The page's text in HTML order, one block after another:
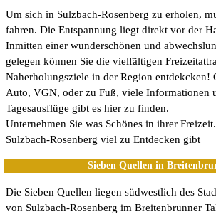
Um sich in Sulzbach-Rosenberg zu erholen,
fahren. Die Entspannung liegt direkt vor der
Inmitten einer wunderschönen und
gelegen können Sie die vielfältigen
Naherholungsziele in der Region entdekcken!
Auto, VGN, oder zu Fuß, viele Informationen
Tagesausflüge gibt es hier zu finden.
Unternehmen Sie was Schönes in ihrer
Sulzbach-Rosenberg viel zu Entdecken gibt
Sieben Quellen in
Die Sieben Quellen liegen südwestlich des
von Sulzbach-Rosenberg im Breitenbrunner